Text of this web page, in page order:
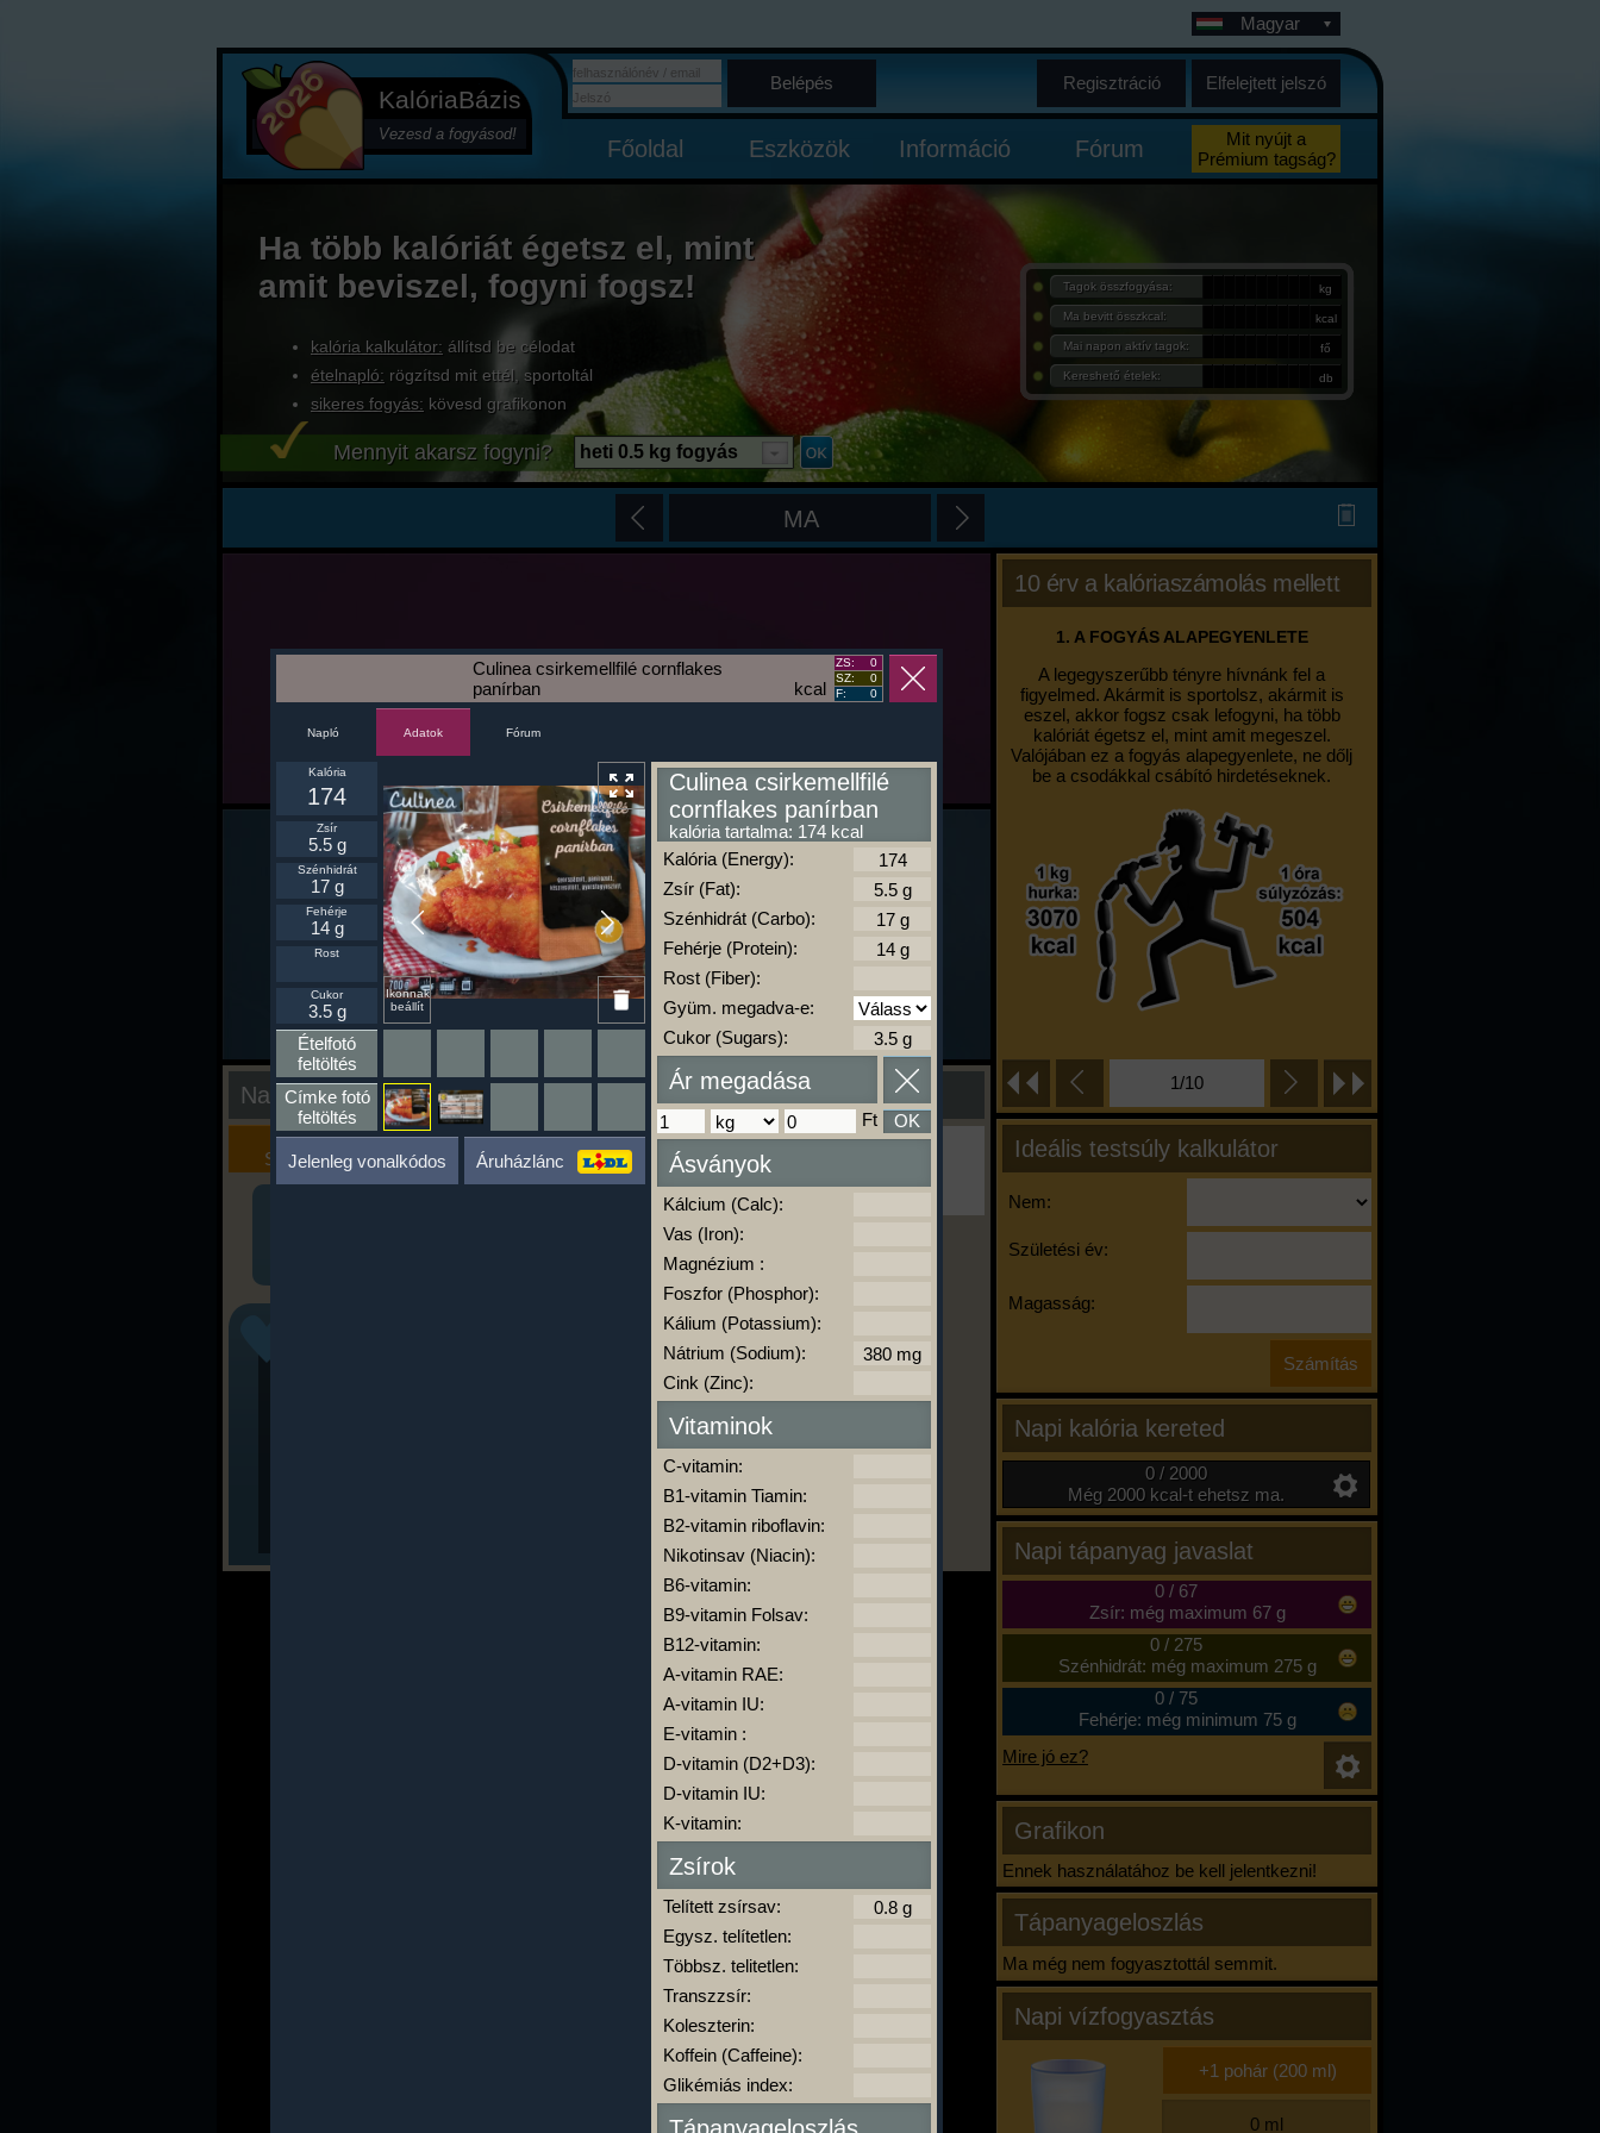
KalóriaBázis
Vezesd a fogyásod!
Magyar
Belépés Regisztráció Elfelejtett jelszó
Főoldal Eszközök Információ Fórum
Mit nyújt a
Prémium tagság?
Ha több kalóriát égetsz el, mint
amit beviszel, fogyni fogsz!
kalória kalkulátor: állítsd be célodat
ételnapló: rögzítsd mit ettél, sportoltál
sikeres fogyás: kövesd grafikonon
Tagok összfogyása: kg
Ma bevitt összkcal: kcal
Mai napon aktív tagok: fő
Kereshető ételek: db
Mennyit akarsz fogyni? heti 0.5 kg fogyás
MA
10 érv a kalóriaszámolás mellett
1. A FOGYÁS ALAPEGYENLETE
A legegyszerűbb tényre hívnánk fel a
figyelmed. Akármit is sportolsz, akármit is
eszel, akkor fogsz csak lefogyni, ha több
kalóriát égetsz el, mint amit megeszel.
Valójában ez a fogyás alapegyenlete, ne dőlj
be a csodákkal csábító hirdetéseknek.
1/10
Ideális testsúly kalkulátor
Nem:
Születési év:
Magasság:
Napi kalória kereted
0 / 2000
Még 2000 kcal-t ehetsz ma.
Napi tápanyag javaslat
0/ 67
Zsír: még maximum 67 g
0/ 275
Szénhidrát: még maximum 275 g
0/ 75
Fehérje: még minimum 75 g
Mire jó ez?
Grafikon
Ennek használatához be kell jelentkezni!
Tápanyageloszlás
Ma még nem fogyasztottál semmit.
Napi vízfogyasztás
Nap kiértékelése
Kalória
Szimulátor
Szöveges
Értékelés
Ha ma már nem eszel/sportolsz többet,
kattints a kiértékelésre!
A Kalória Szimulátor Prémium funkció.
kalóriabázis.hu
-
kcal
Culinea csirkemellfilé cornflakes
panírban
ZS:
0
SZ:
0
F:
0
Napló Adatok Fórum
Ikonnak
beállít
Kalória
174
Zsír
5.5 g
Szénhidrát
17 g
Fehérje
14 g
Rost
Cukor
3.5 g
Ételfotó
feltöltés
Címke fotó
feltöltés
Jelenleg vonalkódos Áruházlánc
Culinea csirkemellfilé
cornflakes panírban
kalória tartalma: 174 kcal
Kalória (Energy):
Zsír (Fat):
Szénhidrát (Carbo):
Fehérje (Protein):
Rost (Fiber):
Gyüm. megadva-e:
Cukor (Sugars):
Ár megadása
Ft OK
Ásványok
Kálcium (Calc):
Vas (Iron):
Magnézium :
Foszfor (Phosphor):
Kálium (Potassium):
Nátrium (Sodium):
Cink (Zinc):
Vitaminok
C-vitamin:
B1-vitamin Tiamin:
B2-vitamin riboflavin:
Nikotinsav (Niacin):
B6-vitamin:
B9-vitamin Folsav:
B12-vitamin:
A-vitamin RAE:
A-vitamin IU:
E-vitamin :
D-vitamin (D2+D3):
D-vitamin IU:
K-vitamin:
Zsírok
Telített zsírsav:
Egysz. telítetlen:
Többsz. telitetlen:
Transzzsír:
Koleszterin:
Koffein (Caffeine):
Glikémiás index: